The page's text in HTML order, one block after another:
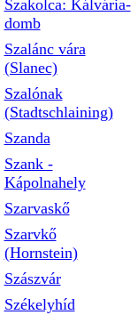
Szakolca: Kálvária-
domb
Szalánc vára
(Slanec)
Szalónak
(Stadtschlaining)
Szanda
Szank -
Kápolnahely
Szarvaskő
Szarvkő
(Hornstein)
Szászvár
Székelyhíd